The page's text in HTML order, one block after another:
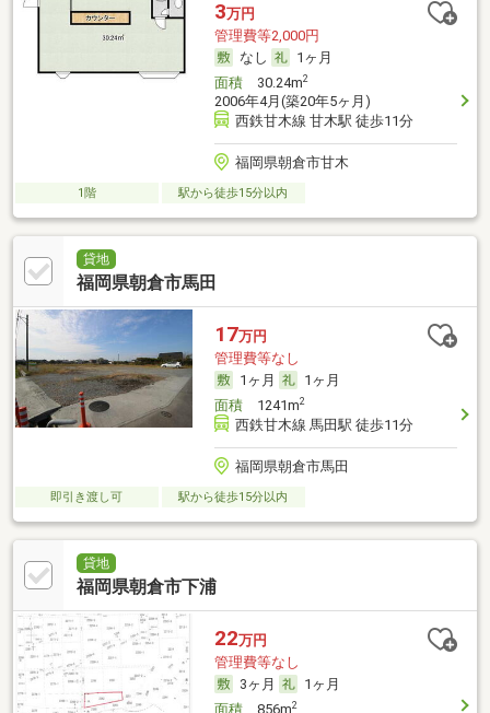
3万円
管理費等2,000円
なし
1ヶ月
面積30.24m2
2006年4月(築20年5ヶ月)
西鉄甘木線 甘木駅 徒歩11分
福岡県朝倉市甘木
1階 駅から徒歩15分以内
貸地
福岡県朝倉市馬田
17万円
管理費等なし
1ヶ月
1ヶ月
面積1241m2
西鉄甘木線 馬田駅 徒歩11分
福岡県朝倉市馬田
即引き渡し可 駅から徒歩15分以内
貸地
福岡県朝倉市下浦
22万円
管理費等なし
3ヶ月
1ヶ月
面積856m2